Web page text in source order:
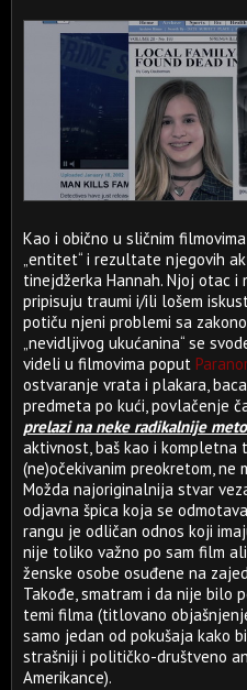
Kao i obično u sličnim
„entitet“ i rezultate njegovih
tinejdžerka Hannah. Njoj otac i
pripisuju traumi i/ili lošem
potiču njeni problemi sa
„nevidljivog ukućanina“ se
videli u filmovima poput
ostvaranje vrata i plakara,
predmeta po kući, povlačenje
prelazi na neke radikalnije
aktivnost, baš kao i kompletna
(ne)očekivanim preokretom, ne
Možda najoriginalnija stvar
odjavna špica koja se
rangu je odličan odnos koji
nije toliko važno po sam film
ženske osobe osuđene na
Takođe, smatram i da nije bilo
temi filma (titlovano
samo jedan od pokušaja kako
strašniji i političko-društveno
Amerikance).